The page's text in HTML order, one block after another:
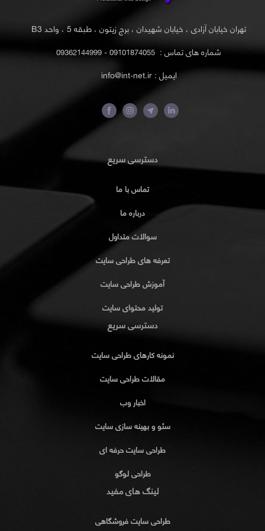
تهران خیابان آزادی ، خیابان شهیدان ، برج زیتون ، طبقه 5 ، واحد B3
شماره های تماس :
ایمیل : info@int-net.ir
دسترسی سریع
تماس با ما
درباره ما
سوالات متداول
تعرفه های طراحی سایت
آموزش طراحی سایت
تولید محتوای سایت
دسترسی سریع
نمونه کارهای طراحی سایت
مقالات طراحی سایت
اخبار وب
سئو و بهینه سازی سایت
طراحی سایت حرفه ای
طراحی لوگو
لینگ های مفید
طراحی سایت فروشگاهی